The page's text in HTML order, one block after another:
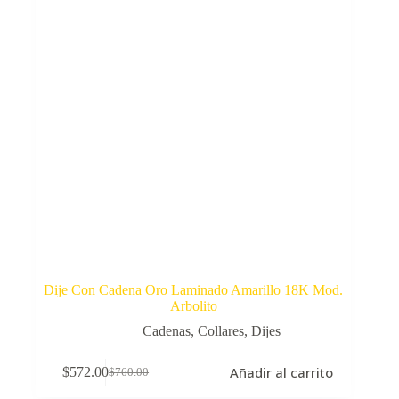
Dije Con Cadena Oro Laminado Amarillo 18K Mod.
Arbolito
Cadenas, Collares, Dijes
$760.00
El
$572.00El
Añadir al carrito